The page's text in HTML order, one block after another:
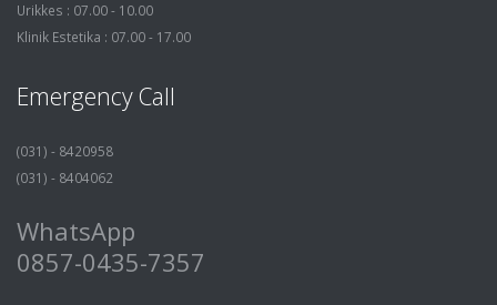
Urikkes : 07.00 - 10.00
Klinik Estetika : 07.00 - 17.00
Emergency Call
(031) - 8420958
(031) - 8404062
WhatsApp
0857-0435-7357